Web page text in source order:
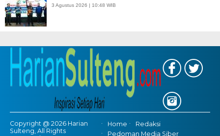
3 Agustus 2026 | 10:48 WIB
Copyright @ 2026 Harian
Sulteng, All Rights
Home
Redaksi
Pedoman Media Siber